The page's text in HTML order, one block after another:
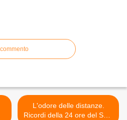
L'odore delle distanze.
Ricordi della 24 ore del Sole